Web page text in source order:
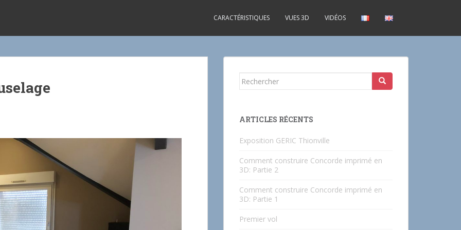
CARACTÉRISTIQUES VUES 3D VIDÉOS
Rechercher...
ARTICLES RÉCENTS
Exposition GERIC Thionville
Comment construire Concorde imprimé en
3D: Partie 2
Comment construire Concorde imprimé en
3D: Partie 1
Premier vol